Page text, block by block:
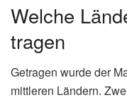
Welche
tragen
Getragen wurde der
mittleren Ländern.